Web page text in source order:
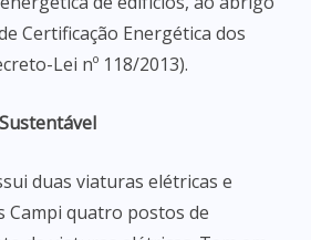
Certificação Energética dos
Lei nº 118/2013).
duas viaturas elétricas e
Campi quatro postos de